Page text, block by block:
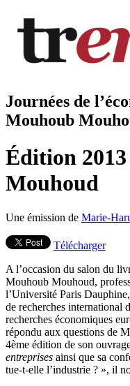
Journées de
Mouhoub
Édition
Mouhoud
Une émission de Marie-
Télécharger
A l’occasion du salon du
Mouhoub Mouhoud,
l’Université Paris
de recherches international
recherches économiques
répondu aux questions de
4ème édition de son
entreprises ainsi que sa
tue-t-elle l’industrie ? », il